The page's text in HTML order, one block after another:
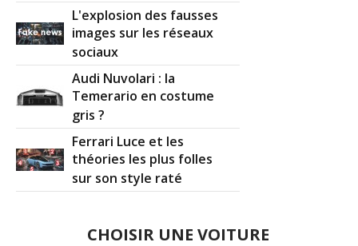
L'explosion des fausses
images sur les réseaux
sociaux
Audi Nuvolari : la
Temerario en costume
gris ?
Ferrari Luce et les
théories les plus folles
sur son style raté
CHOISIR UNE VOITURE